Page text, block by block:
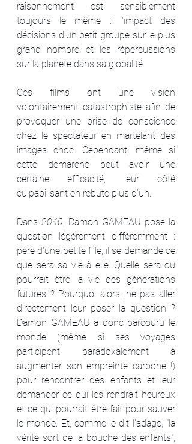
raisonnement est sensiblement
toujours le même : l'impact des
décisions d'un petit groupe sur le plus
grand nombre et les répercussions
sur la planète dans sa globalité.
Ces films ont une vision
volontairement catastrophiste afin de
provoquer une prise de conscience
chez le spectateur en martelant des
images choc. Cependant, même si
cette démarche peut avoir une
certaine efficacité, leur côté
culpabilisant en rebute plus d'un.
Dans 2040, Damon GAMEAU pose la
question légèrement différemment :
père d'une petite fille, il se demande ce
que sera sa vie à elle. Quelle sera ou
pourrait être la vie des générations
futures ? Pourquoi alors, ne pas aller
directement leur poser la question ?
Damon GAMEAU a donc parcouru le
monde (même si ses voyages
participent paradoxalement à
augmenter son empreinte carbone !)
pour rencontrer des enfants et leur
demander ce qui les rendrait heureux
et ce qui pourrait être fait pour sauver
le monde. Et, comme le dit l'adage, "la
vérité sort de la bouche des enfants",